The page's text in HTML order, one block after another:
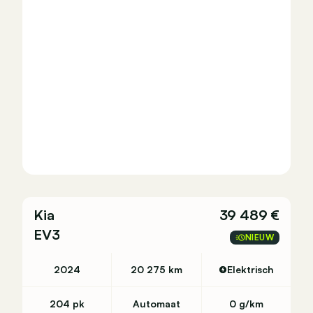
Kia
EV3
39 489 €
NIEUW
2024 20 275 km Elektrisch
204 pk Automaat 0 g/km